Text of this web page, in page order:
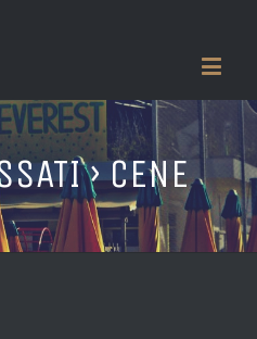
› CENE